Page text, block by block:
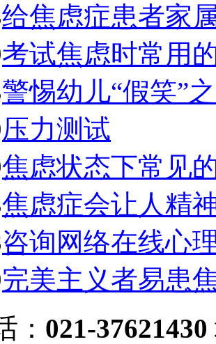
给焦虑症患者家
考试焦虑时常用
警惕幼儿“假笑”
压力测试
焦虑状态下常见
焦虑症会让人精
咨询网络在线心
完美主义者易患
： 021-37621430